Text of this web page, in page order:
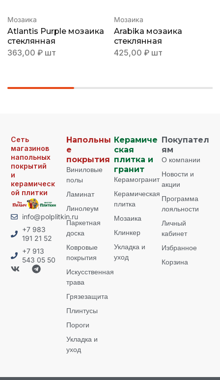
Мозаика
Atlantis Purple мозаика
стеклянная
363,00 ₽ шт
Мозаика
Arabika мозаика
стеклянная
425,00 ₽ шт
Сеть
магазинов
напольных
покрытий
и
керамическ
ой плитки
info@polplitkin.ru
+7 983
191 21 52
+7 913
543 05 50
Напольны
е
покрытия
Виниловые
полы
Ламинат
Линолеум
Паркетная
доска
Ковровые
покрытия
Искусственная
трава
Грязезащита
Плинтусы
Пороги
Укладка и
уход
Керамиче
ская
плитка и
гранит
Керамогранит
Керамическая
плитка
Мозаика
Клинкер
Укладка и
уход
Покупател
ям
О компании
Новости и
акции
Программа
лояльности
Личный
кабинет
Избранное
Корзина